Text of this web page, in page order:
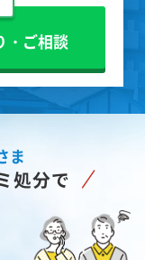
・ご相談
ま
処分で